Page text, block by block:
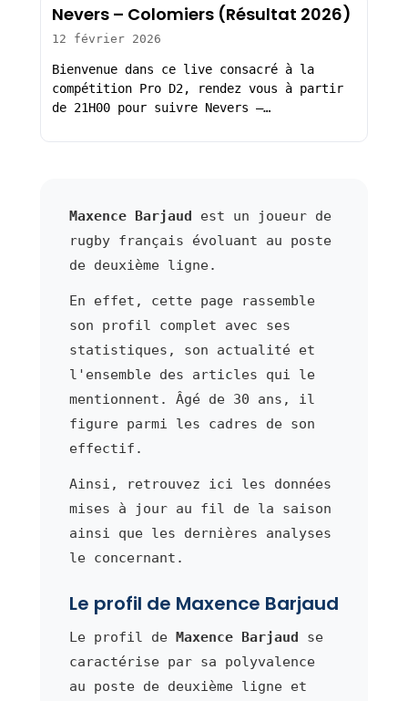
Nevers – Colomiers (Résultat 2026)
12 février 2026
Bienvenue dans ce live consacré à la
compétition Pro D2, rendez vous à partir
de 21H00 pour suivre Nevers –…
Maxence Barjaud est un joueur de
rugby français évoluant au poste
de deuxième ligne.
En effet, cette page rassemble
son profil complet avec ses
statistiques, son actualité et
l'ensemble des articles qui le
mentionnent. Âgé de 30 ans, il
figure parmi les cadres de son
effectif.
Ainsi, retrouvez ici les données
mises à jour au fil de la saison
ainsi que les dernières analyses
le concernant.
Le profil de Maxence Barjaud
Le profil de Maxence Barjaud se
caractérise par sa polyvalence
au poste de deuxième ligne et